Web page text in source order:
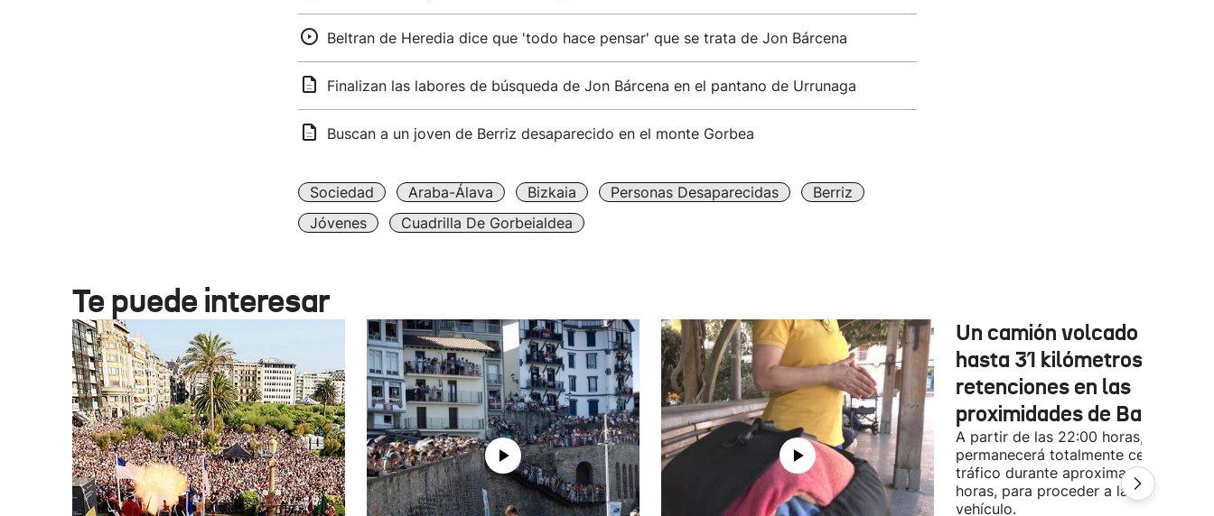
Beltran de Heredia dice que 'todo hace pensar' que se trata de Jon Bárcena
Finalizan las labores de búsqueda de Jon Bárcena en el pantano de Urrunaga
Buscan a un joven de Berriz desaparecido en el monte Gorbea
Sociedad Araba-Álava Bizkaia Personas Desaparecidas
Berriz
Jóvenes
Cuadrilla De Gorbeialdea
Te puede interesar
Un camión volcado
hasta 31 kilómetros de
retenciones en las
proximidades de Baiona
A partir de las 22:00 horas, la A-63
permanecerá totalmente cerrada al
tráfico durante aproximadamente 3
horas, para proceder a la retirada del
vehículo.